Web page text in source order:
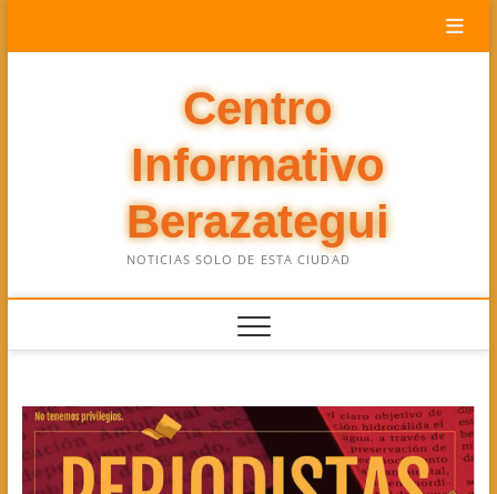
Centro
Informativo
Berazategui
NOTICIAS SOLO DE ESTA CIUDAD